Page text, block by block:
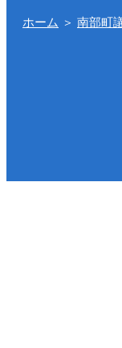
育児・入
ホーム ＞ 南部町